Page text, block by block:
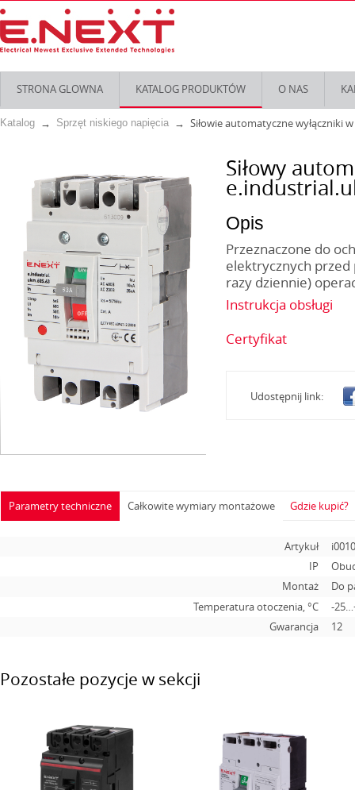
STRONA GLOWNA KATALOG PRODUKTÓW O NAS
Katalog Sprzęt niskiego napięcia Siłowie automatyczne wyłączniki
Siłowy
Opis
Przeznaczone do
elektrycznych przed
razy dziennie)
Instrukcja obsługi
Certyfikat
Udostępnij link:
Parametry techniczne
Artykuł
IP
Montaż
Do
Temperatura otoczenia, °С
-
Gwarancja
12
Całkowite wymiary montażowe Gdzie kupić?
Pozostałe pozycje w sekcji